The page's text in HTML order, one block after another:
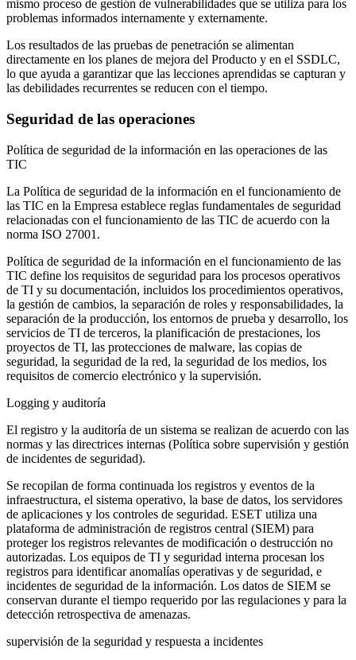
mismo proceso de gestión de vulnerabilidades que se utiliza para los
problemas informados internamente y externamente.
Los resultados de las pruebas de penetración se alimentan
directamente en los planes de mejora del Producto y en el SSDLC,
lo que ayuda a garantizar que las lecciones aprendidas se capturan y
las debilidades recurrentes se reducen con el tiempo.
Seguridad de las operaciones
Política de seguridad de la información en las operaciones de las
TIC
La Política de seguridad de la información en el funcionamiento de
las TIC en la Empresa establece reglas fundamentales de seguridad
relacionadas con el funcionamiento de las TIC de acuerdo con la
norma ISO 27001.
Política de seguridad de la información en el funcionamiento de las
TIC define los requisitos de seguridad para los procesos operativos
de TI y su documentación, incluidos los procedimientos operativos,
la gestión de cambios, la separación de roles y responsabilidades, la
separación de la producción, los entornos de prueba y desarrollo, los
servicios de TI de terceros, la planificación de prestaciones, los
proyectos de TI, las protecciones de malware, las copias de
seguridad, la seguridad de la red, la seguridad de los medios, los
requisitos de comercio electrónico y la supervisión.
Logging y auditoría
El registro y la auditoría de un sistema se realizan de acuerdo con las
normas y las directrices internas (Política sobre supervisión y gestión
de incidentes de seguridad).
Se recopilan de forma continuada los registros y eventos de la
infraestructura, el sistema operativo, la base de datos, los servidores
de aplicaciones y los controles de seguridad. ESET utiliza una
plataforma de administración de registros central (SIEM) para
proteger los registros relevantes de modificación o destrucción no
autorizadas. Los equipos de TI y seguridad interna procesan los
registros para identificar anomalías operativas y de seguridad, e
incidentes de seguridad de la información. Los datos de SIEM se
conservan durante el tiempo requerido por las regulaciones y para la
detección retrospectiva de amenazas.
supervisión de la seguridad y respuesta a incidentes